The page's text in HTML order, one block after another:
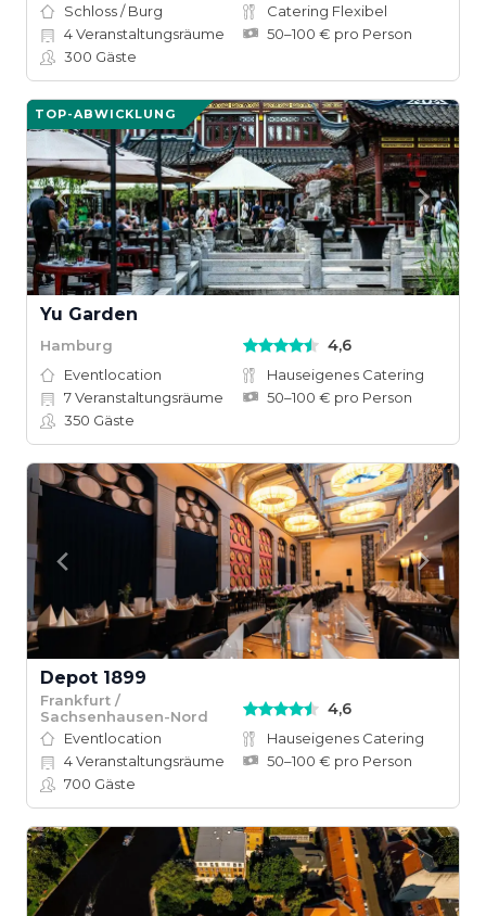
Schloss / Burg
Catering Flexibel
4Veranstaltungsräume
50–100 € pro Person
300 Gäste
TOP-ABWICKLUNG
Yu Garden
Hamburg 4,6
Eventlocation
Hauseigenes Catering
7Veranstaltungsräume
50–100 € pro Person
350 Gäste
Depot 1899
Frankfurt /
Sachsenhausen-Nord
4,6
Eventlocation
Hauseigenes Catering
4Veranstaltungsräume
50–100 € pro Person
700 Gäste